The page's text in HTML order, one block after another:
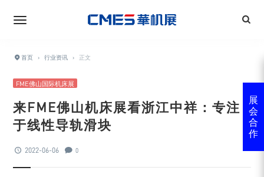
首页 › 行业资讯 › 正文
FME佛山国际机床展
来FME佛山机床展看浙江中祥：专注
于线性导轨滑块
2022-06-06 0
展
会
合
作